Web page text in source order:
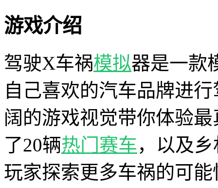
游戏介绍
驾驶X车祸模拟器是一款
自己喜欢的汽车品牌进
阔的游戏视觉带你体验
了20辆热门赛车，以及
玩家探索更多车祸的可能